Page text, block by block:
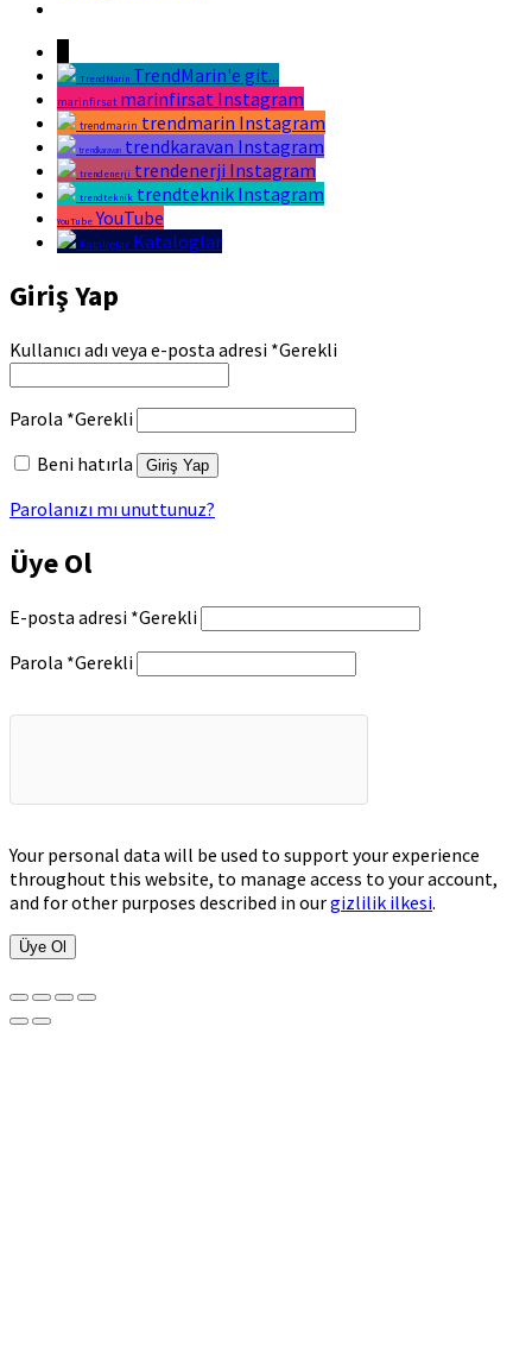
TrendMarin TrendMarin'e git...
marinfirsat marinfirsat Instagram
trendmarin trendmarin Instagram
trendkaravan trendkaravan Instagram
trendenerji trendenerji Instagram
trendteknik trendteknik Instagram
YouTube YouTube
Kataloglar Kataloglar
Giriş Yap
Kullanıcı adı veya e-posta adresi *Gerekli
Parola *Gerekli
Beni hatırla
Giriş Yap
Parolanızı mı unuttunuz?
Üye Ol
E-posta adresi *Gerekli
Parola *Gerekli
Your personal data will be used to support your experience
throughout this website, to manage access to your account,
and for other purposes described in ourgizlilik ilkesi.
Üye Ol